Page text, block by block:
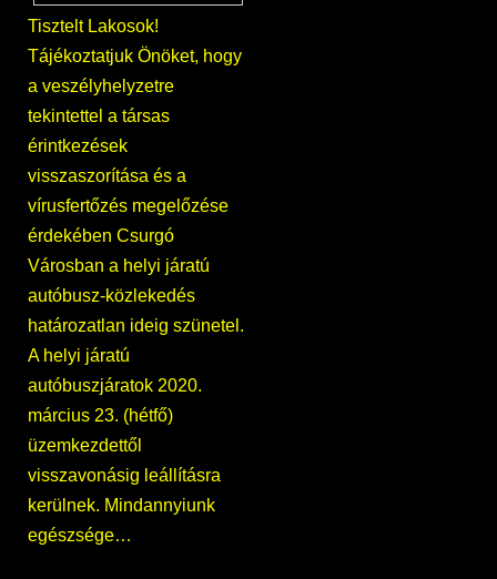
Tisztelt Lakosok!
Tájékoztatjuk Önöket, hogy
a veszélyhelyzetre
tekintettel a társas
érintkezések
visszaszorítása és a
vírusfertőzés megelőzése
érdekében Csurgó
Városban a helyi járatú
autóbusz-közlekedés
határozatlan ideig szünetel.
A helyi járatú
autóbuszjáratok 2020.
március 23. (hétfő)
üzemkezdettől
visszavonásig leállításra
kerülnek. Mindannyiunk
egészsége…